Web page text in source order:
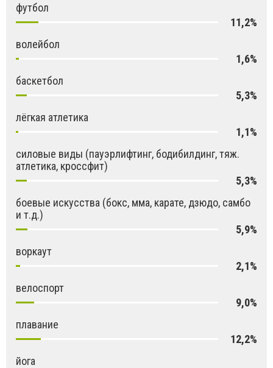
футбол
11,2%
волейбол
1,6%
баскетбол
5,3%
лёгкая атлетика
1,1%
силовые виды (пауэрлифтинг, бодибилдинг, тяж.
атлетика, кроссфит)
5,3%
боевые искусства (бокс, мма, карате, дзюдо, самбо
и т.д.)
5,9%
воркаут
2,1%
велоспорт
9,0%
плавание
12,2%
йога